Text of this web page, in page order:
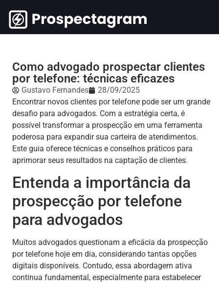
Como advogado prospectar clientes
por telefone: técnicas eficazes
Gustavo Fernandes
28/09/2025
Encontrar novos clientes por telefone pode ser um grande
desafio para advogados. Com a estratégia certa, é
possível transformar a prospecção em uma ferramenta
poderosa para expandir sua carteira de atendimentos.
Este guia oferece técnicas e conselhos práticos para
aprimorar seus resultados na captação de clientes.
Entenda a importância da
prospecção por telefone
para advogados
Muitos advogados questionam a eficácia da prospecção
por telefone hoje em dia, considerando tantas opções
digitais disponíveis. Contudo, essa abordagem ativa
continua fundamental, especialmente para estabelecer